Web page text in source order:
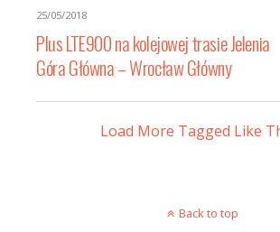
25/05/2018
Plus LTE900 na kolejowej trasie Jelenia
Góra Główna – Wrocław Główny
Load More Tagged Like
Back to top